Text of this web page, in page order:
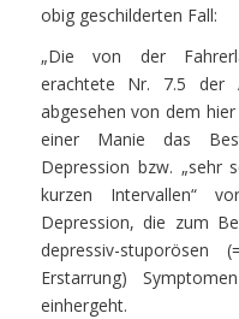
obig geschilderten Fall:
„Die von der
erachtete Nr. 7.5 der
abgesehen von dem
einer Manie das
Depression bzw. „sehr
kurzen Intervallen“
Depression, die zum
depressiv-stuporösen
Erstarrung)
einhergeht.